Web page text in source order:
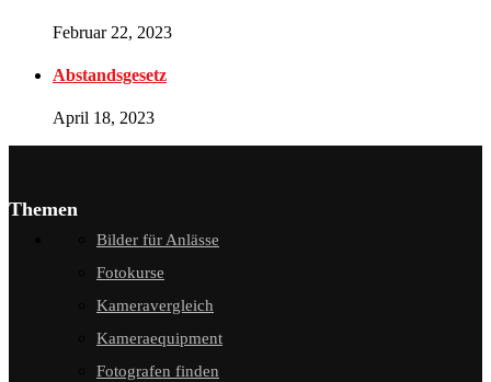
Februar 22, 2023
Abstandsgesetz
April 18, 2023
Themen
Bilder für Anlässe
Fotokurse
Kameravergleich
Kameraequipment
Fotografen finden